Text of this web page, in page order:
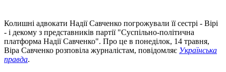
Колишні адвокати Надії Савченко погрожували її сестрі - Вірі
- і декому з представників партії "Суспільно-політична
платформа Надії Савченко". Про це в понеділок, 14 травня,
Віра Савченко розповіла журналістам, повідомляє Українська
правда.